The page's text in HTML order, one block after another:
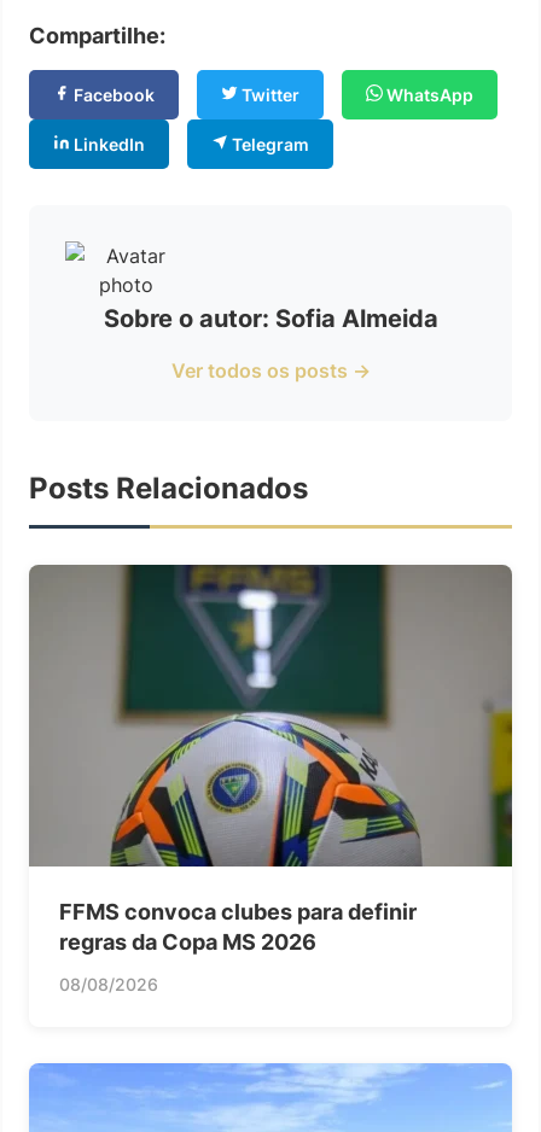
Compartilhe:
Facebook Twitter WhatsApp
LinkedIn Telegram
Sobre o autor: Sofia Almeida
Ver todos os posts →
Posts Relacionados
FFMS convoca clubes para definir
regras da Copa MS 2026
08/08/2026